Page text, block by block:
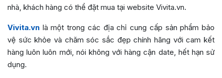
nhà, khách hàng có thể đặt mua tại website Vivita.vn.
Vivita.vn là một trong các địa chỉ cung cấp sản phẩm bảo
vệ sức khỏe và chăm sóc sắc đẹp chính hãng với cam kết
hàng luôn luôn mới, nói không với hàng cận date, hết hạn sử
dụng.